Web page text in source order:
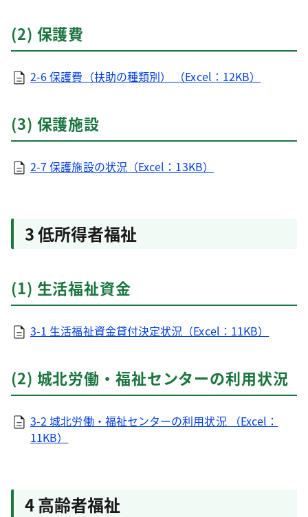
(2) 保護費
2-6 保護費（扶助の種類別） （Excel：12KB）
(3) 保護施設
2-7 保護施設の状況（Excel：13KB）
3 低所得者福祉
(1) 生活福祉資金
3-1 生活福祉資金貸付決定状況（Excel：11KB）
(2) 城北労働・福祉センターの利用状況
3-2 城北労働・福祉センターの利用状況 （Excel：
11KB）
4 高齢者福祉